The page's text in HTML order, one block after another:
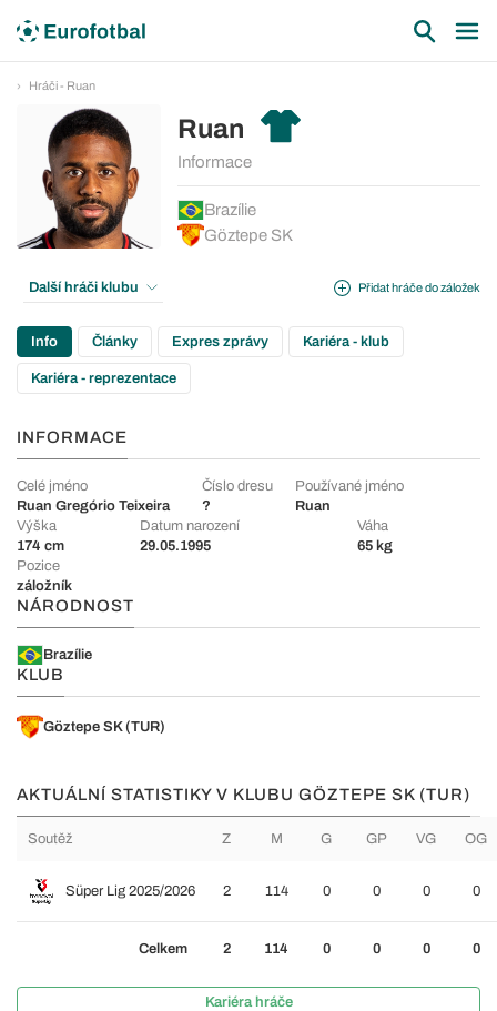
Hráči - Ruan
Ruan
Informace
Brazílie
Göztepe SK
Přidat hráče do záložek
Další hráči klubu
Info Články Expres zprávy Kariéra - klub
Kariéra - reprezentace
INFORMACE
Celé jméno
Ruan Gregório Teixeira
Číslo dresu
?
Používané jméno
Ruan
Výška
174 cm
Datum narození
29.05.1995
Váha
65 kg
Pozice
záložník
NÁRODNOST
Brazílie
KLUB
Göztepe SK (TUR)
AKTUÁLNÍ STATISTIKY V KLUBU GÖZTEPE SK (TUR)
Soutěž Z M G GP VG OG
Süper Lig 2025/2026 2 114 0 0 0 0
Celkem 2 114 0 0 0 0
Kariéra hráče